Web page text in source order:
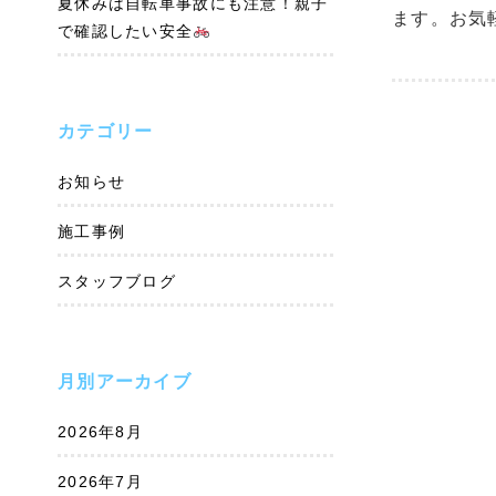
で確認したい安全
カテゴリー
お知らせ
施工事例
スタッフブログ
月別アーカイブ
2026年8月
2026年7月
ます。お気